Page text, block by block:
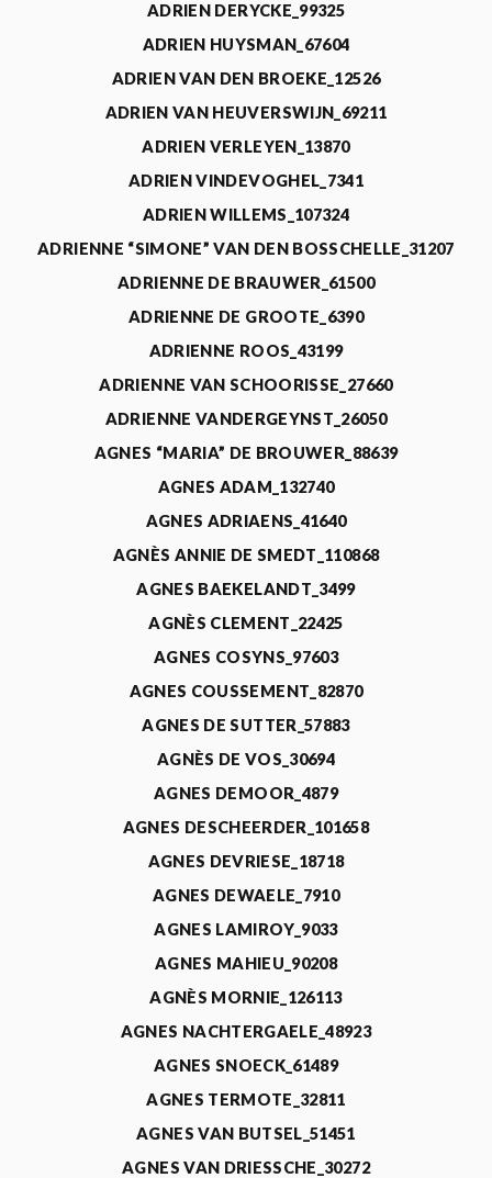
ADRIEN DERYCKE_99325
ADRIEN HUYSMAN_67604
ADRIEN VAN DEN BROEKE_12526
ADRIEN VAN HEUVERSWIJN_69211
ADRIEN VERLEYEN_13870
ADRIEN VINDEVOGHEL_7341
ADRIEN WILLEMS_107324
ADRIENNE “SIMONE” VAN DEN BOSSCHELLE_31207
ADRIENNE DE BRAUWER_61500
ADRIENNE DE GROOTE_6390
ADRIENNE ROOS_43199
ADRIENNE VAN SCHOORISSE_27660
ADRIENNE VANDERGEYNST_26050
AGNES “MARIA” DE BROUWER_88639
AGNES ADAM_132740
AGNES ADRIAENS_41640
AGNÈS ANNIE DE SMEDT_110868
AGNES BAEKELANDT_3499
AGNÈS CLEMENT_22425
AGNES COSYNS_97603
AGNES COUSSEMENT_82870
AGNES DE SUTTER_57883
AGNÈS DE VOS_30694
AGNES DEMOOR_4879
AGNES DESCHEERDER_101658
AGNES DEVRIESE_18718
AGNES DEWAELE_7910
AGNES LAMIROY_9033
AGNES MAHIEU_90208
AGNÈS MORNIE_126113
AGNES NACHTERGAELE_48923
AGNES SNOECK_61489
AGNES TERMOTE_32811
AGNES VAN BUTSEL_51451
AGNES VAN DRIESSCHE_30272